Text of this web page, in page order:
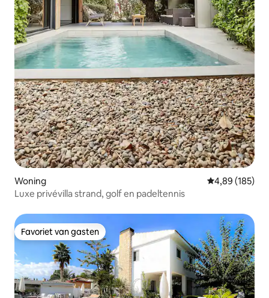
Woning Gemiddelde
4,89 (185)
Luxe privévilla strand, golf en padeltennis
Favoriet van gasten
Favoriet van gasten